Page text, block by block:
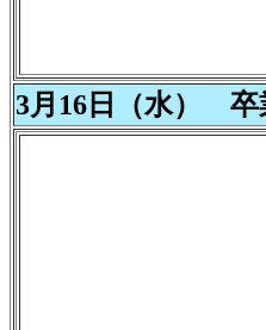
3月16日（水） 卒